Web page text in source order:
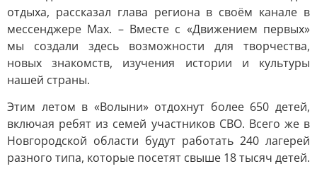
отдыха, рассказал глава региона в своём канале в
мессенджере Мах. – Вместе с «Движением первых»
мы создали здесь возможности для творчества,
новых знакомств, изучения истории и культуры
нашей страны.
Этим летом в «Волыни» отдохнут более 650 детей,
включая ребят из семей участников СВО. Всего же в
Новгородской области будут работать 240 лагерей
разного типа, которые посетят свыше 18 тысяч детей.